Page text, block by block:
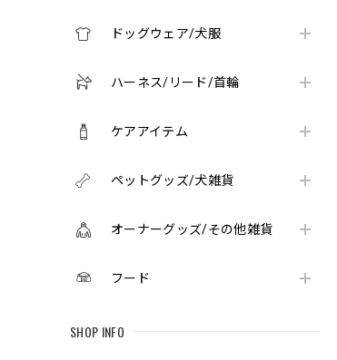
ドッグウェア/犬服
ハーネス/リード/首輪
ケアアイテム
ペットグッズ/犬雑貨
オーナーグッズ/その他雑貨
フード
SHOP INFO